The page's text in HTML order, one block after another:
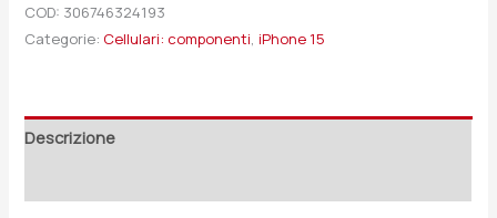
COD: 306746324193
Categorie: Cellulari: componenti,iPhone 15
Descrizione